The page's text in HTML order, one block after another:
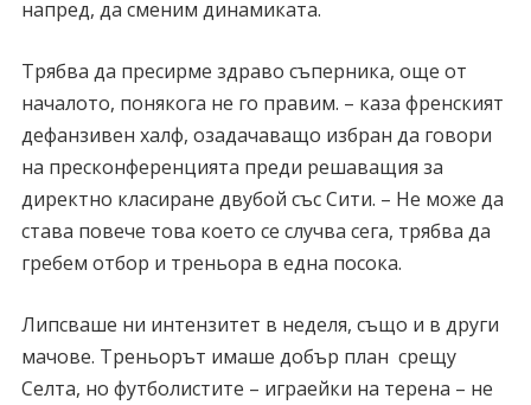
напред, да сменим динамиката.
Трябва да пресирме здраво съперника, още от
началото, понякога не го правим. – каза френският
дефанзивен халф, озадачаващо избран да говори
на пресконференцията преди решаващия за
директно класиране двубой със Сити. – Не може да
става повече това което се случва сега, трябва да
гребем отбор и треньора в една посока.
Липсваше ни интензитет в неделя, също и в други
мачове. Tреньорът имаше добър план срещу
Селта, но футболистите – играейки на терена – не